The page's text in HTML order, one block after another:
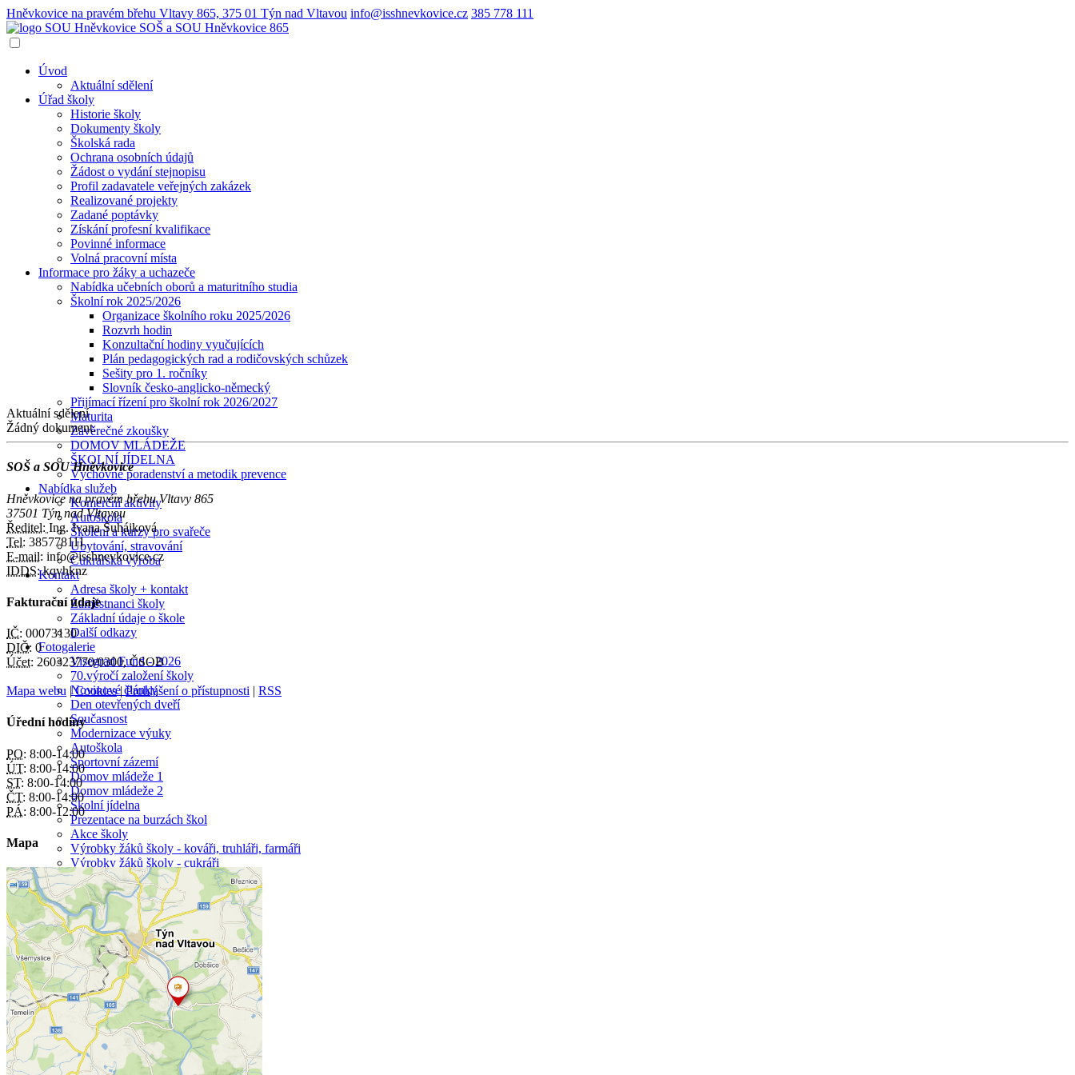
Hněvkovice na pravém břehu Vltavy 865, 375 01 Týn nad Vltavou info@isshnevkovice.cz 385 778 111
SOŠ a SOU Hněvkovice 865
Úvod
Aktuální sdělení
Úřad školy
Historie školy
Dokumenty školy
Školská rada
Ochrana osobních údajů
Žádost o vydání stejnopisu
Profil zadavatele veřejných zakázek
Realizované projekty
Zadané poptávky
Získání profesní kvalifikace
Povinné informace
Volná pracovní místa
Informace pro žáky a uchazeče
Nabídka učebních oborů a maturitního studia
Školní rok 2025/2026
Organizace školního roku 2025/2026
Rozvrh hodin
Konzultační hodiny vyučujících
Plán pedagogických rad a rodičovských schůzek
Sešity pro 1. ročníky
Slovník česko-anglicko-německý
Přijímací řízení pro školní rok 2026/2027
Maturita
Závěrečné zkoušky
DOMOV MLÁDEŽE
ŠKOLNÍ JÍDELNA
Výchovné poradenství a metodik prevence
Nabídka služeb
Komerční aktivity
Autoškola
Školení a kurzy pro svařeče
Ubytování, stravování
Cukrářská výroba
Kontakt
Adresa školy + kontakt
Zaměstnanci školy
Základní údaje o škole
Další odkazy
Fotogalerie
Visegrad Fund - 2026
70.výročí založení školy
Novinové články
Den otevřených dveří
Současnost
Modernizace výuky
Autoškola
Sportovní zázemí
Domov mládeže 1
Domov mládeže 2
Školní jídelna
Prezentace na burzách škol
Akce školy
Výrobky žáků školy - kováři, truhláři, farmáři
Výrobky žáků školy - cukráři
velikost zobrazení normální
Aktuální sdělení
Žádný dokument.
SOŠ a SOU Hněvkovice
Hněvkovice na pravém břehu Vltavy 865
37501 Týn nad Vltavou
Ředitel: Ing. Ivana Šuhájková
Tel: 385778111
E-mail: info@isshnevkovice.cz
IDDS:kqvhknz
Fakturační údaje
IČ: 00073130
DIČ: 0
Účet: 260323770/0300, ČSOB
Mapa webu |Cookies|Prohlášení o přístupnosti | RSS
Úřední hodiny
PO: 8:00-14:00
ÚT: 8:00-14:00
ST: 8:00-14:00
ČT: 8:00-14:00
PÁ: 8:00-12:00
Mapa